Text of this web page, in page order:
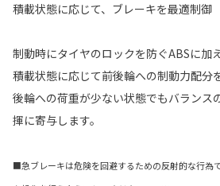
積載状態に応じて、ブレーキを最適制御
制動時にタイヤのロックを防ぐABSに加
積載状態に応じて前後輪への制動力配分
後輪への荷重が少ない状態でもバランス
揮に寄与します。
■急ブレーキは危険を回避するための反射的な行為